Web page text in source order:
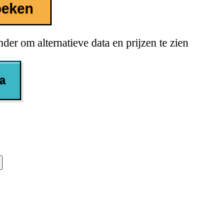
om alternatieve data en prijzen te zien